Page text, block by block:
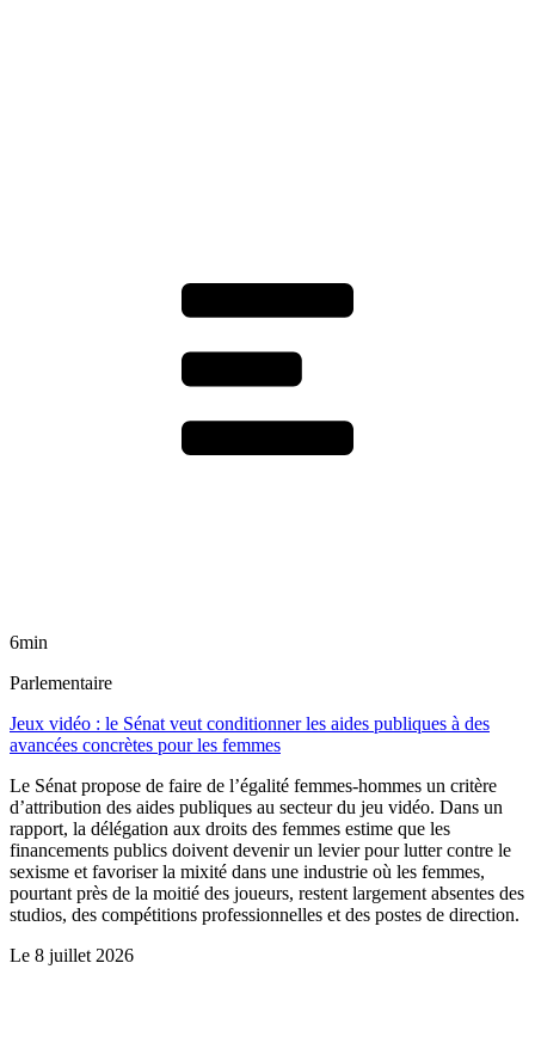
6min
Parlementaire
Jeux vidéo : le Sénat veut conditionner les aides publiques à des
avancées concrètes pour les femmes
Le Sénat propose de faire de l’égalité femmes-hommes un critère
d’attribution des aides publiques au secteur du jeu vidéo. Dans un
rapport, la délégation aux droits des femmes estime que les
financements publics doivent devenir un levier pour lutter contre le
sexisme et favoriser la mixité dans une industrie où les femmes,
pourtant près de la moitié des joueurs, restent largement absentes des
studios, des compétitions professionnelles et des postes de direction.
Le 8 juillet 2026